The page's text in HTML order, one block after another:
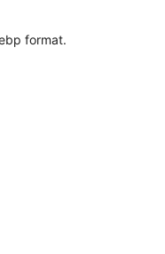
format.